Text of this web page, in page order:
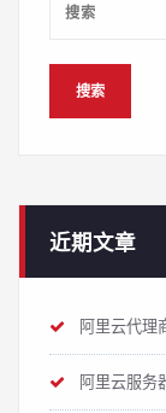
近期文章
阿里云代理
阿里云服务